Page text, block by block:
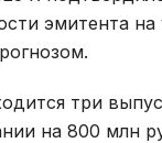
эмитента
три
на 800 млн